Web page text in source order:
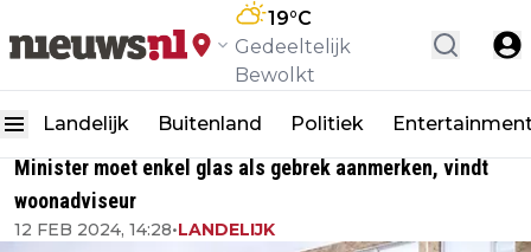
19°C
Gedeeltelijk
Bewolkt
Landelijk Buitenland Politiek
Minister moet enkel glas als gebrek aanmerken, vindt
woonadviseur
12 FEB 2024, 14:28•LANDELIJK